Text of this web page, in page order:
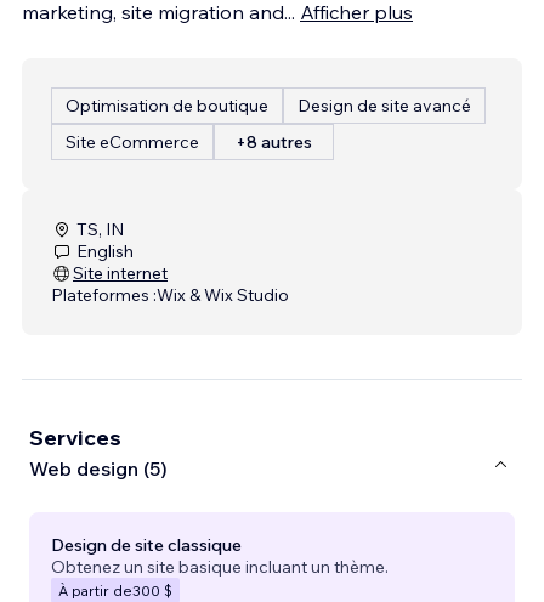
marketing, site migration and... Afficher plus
Optimisation de boutique
Design de site avancé
Site eCommerce
+8 autres
TS, IN
English
Site internet
Plateformes :Wix & Wix Studio
Services
Web design (5)
Design de site classique
Obtenez un site basique incluant un thème.
À partir de300 $